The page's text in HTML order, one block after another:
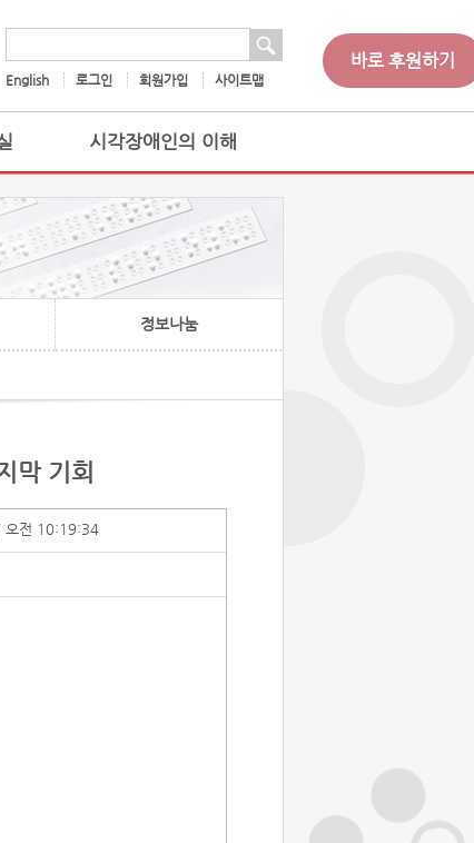
English 로그인 회원가입 사이트맵
바로 후원하기
시각장애인의 이해
정보나눔
막 기회
전 10:19:34